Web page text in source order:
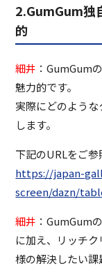
2.GumGum独
的
細井 ：GumGum
魅力的です。
実際にどのよう
します。
下記のURLをご参
https://japan-
screen/dazn/
細井 ：GumGum
に加え、リッチ
様の解決したい